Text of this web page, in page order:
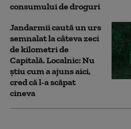
consumului de droguri
Jandarmii caută un urs
semnalat la câteva zeci
de kilometri de
Capitală. Localnic: Nu
știu cum a ajuns aici,
cred că l-a scăpat
cineva